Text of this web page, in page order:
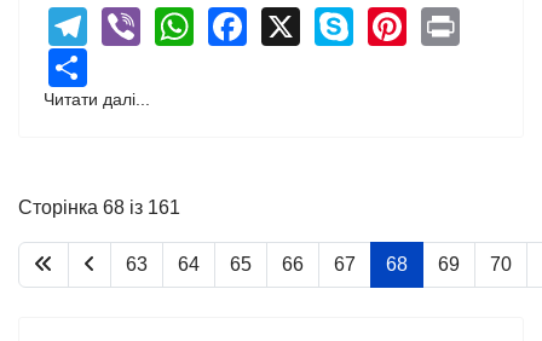
Telegram
ViberWhatsApp
Facebook
X Skype
Читати далі...
Сторінка 68 із 161
63 64 65 66 67 68 69 70